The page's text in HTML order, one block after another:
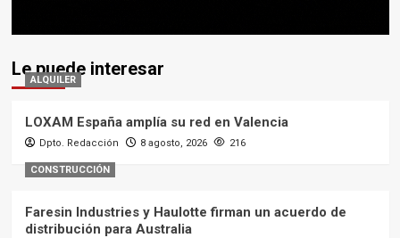
Le puede interesar
ALQUILER
LOXAM España amplía su red en Valencia
Dpto. Redacción 8 agosto, 2026 216
CONSTRUCCIÓN
Faresin Industries y Haulotte firman un acuerdo de
distribución para Australia